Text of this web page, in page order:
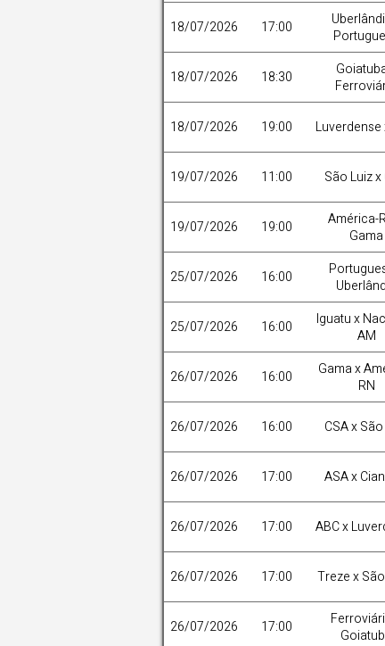
18/07/2026 17:00
18/07/2026 18:30
18/07/2026 19:00 Luverdense
19/07/2026 11:00 São Luiz x
19/07/2026 19:00
América-
Gama
25/07/2026 16:00
25/07/2026 16:00
Iguatu x
AM
26/07/2026 16:00
Gama x
RN
26/07/2026 16:00 CSA x
26/07/2026 17:00 ASA x
26/07/2026 17:00 ABC x
26/07/2026 17:00 Treze x
26/07/2026 17:00